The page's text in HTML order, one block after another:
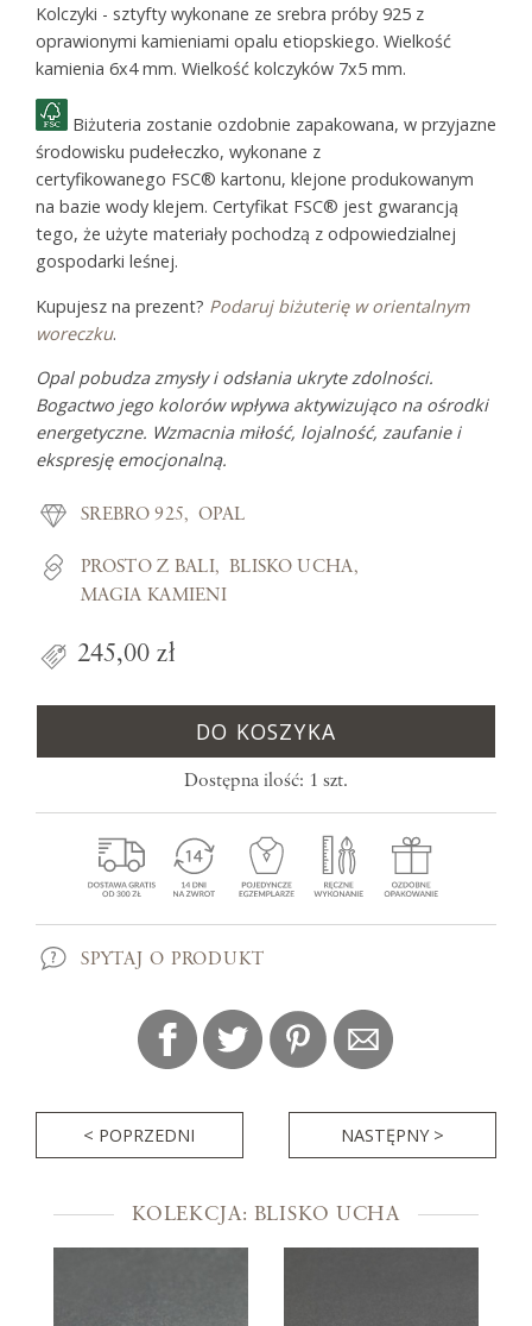
Kolczyki - sztyfty wykonane ze srebra próby 925 z
oprawionymi kamieniami opalu etiopskiego. Wielkość
kamienia 6x4 mm. Wielkość kolczyków 7x5 mm.
Biżuteria zostanie ozdobnie zapakowana, w przyjazne
środowisku pudełeczko, wykonane z
certyfikowanego FSC® kartonu, klejone produkowanym
na bazie wody klejem. Certyfikat FSC® jest gwarancją
tego, że użyte materiały pochodzą z odpowiedzialnej
gospodarki leśnej.
Kupujesz na prezent? Podaruj biżuterię w orientalnym
woreczku.
Opal pobudza zmysły i odsłania ukryte zdolności.
Bogactwo jego kolorów wpływa aktywizująco na ośrodki
energetyczne. Wzmacnia miłość, lojalność, zaufanie i
ekspresję emocjonalną.
SREBRO 925 OPAL
PROSTO Z BALI
BLISKO UCHA
MAGIA KAMIENI
245,00 zł
DO KOSZYKA
Dostępna ilość: 1 szt.
SPYTAJ O PRODUKT
< POPRZEDNI NASTĘPNY >
KOLEKCJA: BLISKO UCHA